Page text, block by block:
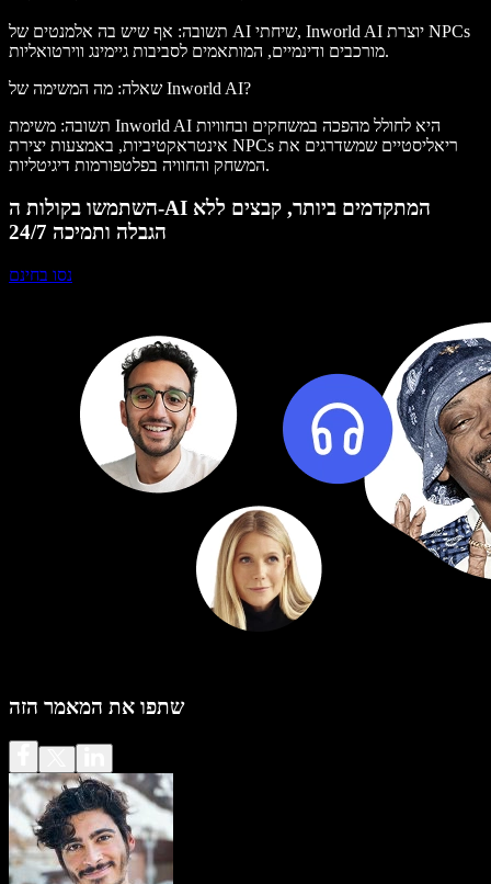
תשובה: אף שיש בה אלמנטים של AI שיחתי, Inworld AI יוצרת NPCs
מורכבים ודינמיים, המותאמים לסביבות גיימינג ווירטואליות.
שאלה: מה המשימה של Inworld AI?
תשובה: משימת Inworld AI היא לחולל מהפכה במשחקים ובחוויות
אינטראקטיביות, באמצעות יצירת NPCs ריאליסטיים שמשדרגים את
המשחק והחוויה בפלטפורמות דיגיטליות.
השתמשו בקולות ה-AI המתקדמים ביותר, קבצים ללא
הגבלה ותמיכה 24/7
נסו בחינם
שתפו את המאמר הזה